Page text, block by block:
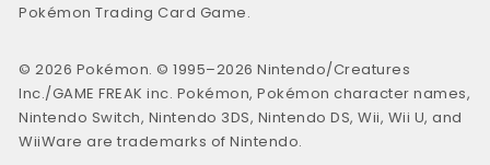
Pokémon Trading Card Game.
© 2026 Pokémon. © 1995–2026 Nintendo/Creatures
Inc./GAME FREAK inc. Pokémon, Pokémon character names,
Nintendo Switch, Nintendo 3DS, Nintendo DS, Wii, Wii U, and
WiiWare are trademarks of Nintendo.